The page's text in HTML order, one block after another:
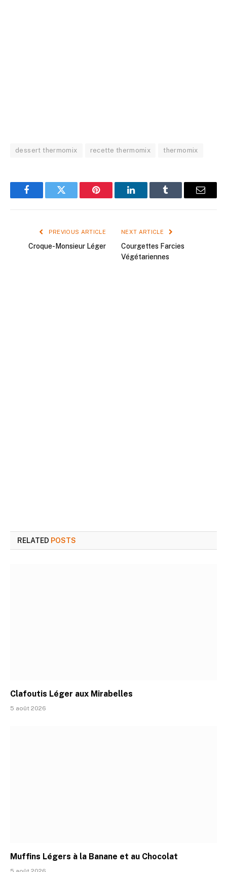
dessert thermomix recette thermomix thermomix
FacebookTwitter Pinterest LinkedInTumblr Email
PREVIOUS ARTICLE
Croque-Monsieur Léger
NEXT ARTICLE
Courgettes Farcies
Végétariennes
RELATED POSTS
Clafoutis Léger aux Mirabelles
5 août 2026
Muffins Légers à la Banane et au Chocolat